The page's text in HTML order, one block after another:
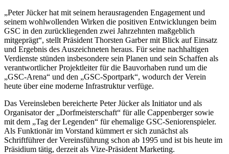
„Peter Jücker hat mit seinem herausragenden Engagement und
seinem wohlwollenden Wirken die positiven Entwicklungen beim
GSC in den zurückliegenden zwei Jahrzehnten maßgeblich
mitgeprägt“, stellt Präsident Thorsten Garber mit Blick auf Einsatz
und Ergebnis des Auszeichneten heraus. Für seine nachhaltigen
Verdienste stünden insbesondere sein Planen und sein Schaffen als
verantwortlicher Projektleiter für die Bauvorhaben rund um die
„GSC-Arena“ und den „GSC-Sportpark“, wodurch der Verein
heute über eine moderne Infrastruktur verfüge.
Das Vereinsleben bereicherte Peter Jücker als Initiator und als
Organisator der „Dorfmeisterschaft“ für alle Cappenberger sowie
mit dem „Tag der Legenden“ für ehemalige GSC-Seniorenspieler.
Als Funktionär im Vorstand kümmert er sich zunächst als
Schriftführer der Vereinsführung schon ab 1995 und ist bis heute im
Präsidium tätig, derzeit als Vize-Präsident Marketing.